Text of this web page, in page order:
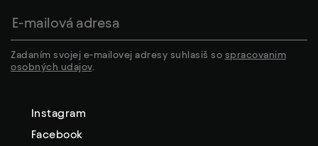
Zadaním svojej e-mailovej adresy suhlasiš so spracovanim
osobných udajov.
Instagram
Facebook